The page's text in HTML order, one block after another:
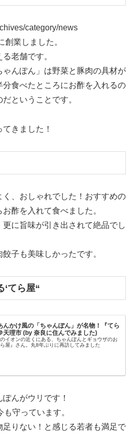
category/news
業しました。
老舗です。
んぽん」は野菜と豚肉の具材が
食べたところにお酢を入れるの
ということです。
きました！
く、おしゃれでした！おすすめの
酢を入れて食べました。
に旨味が引き出されて絶品でし
子も美味しかったです。
‘てら屋“
んかけ風の「ちゃんぽん」が名物！『てら
天理市 (by 奈良に住んでみました)
イオンの近くにある、ちゃんぽんとギョウザのお
屋』さん。丸8年ぶりに再訪してみました
んがウリです！
守っています。
りない！と感じる若者も満足で